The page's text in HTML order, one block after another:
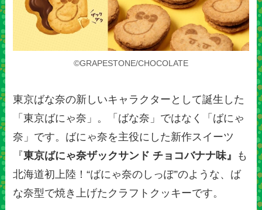
©GRAPESTONE/CHOCOLATE
東京ばな奈の新しいキャラクターとして誕生した
「東京ばにゃ奈」。「ばな奈」ではなく「ばにゃ
奈」です。ばにゃ奈を主役にした新作スイーツ
『東京ばにゃ奈ザックサンド チョコバナナ味』
も
北海道初上陸！“ばにゃ奈のしっぽ”のような、ば
な奈型で焼き上げたクラフトクッキーです。